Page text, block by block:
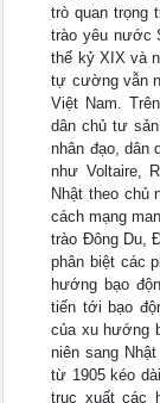
trò quan trọng
trào yêu nước
thế kỷ XIX và
tự cường vẫn
Việt Nam.
dân chủ tư
nhân đạo, dân
như Voltaire,
Nhật theo chủ
cách mạng
trào Đông Du,
phân biệt các
hướng bạo
tiến tới bạo
của xu hướng
niên sang
từ 1905 kéo
trục xuất các